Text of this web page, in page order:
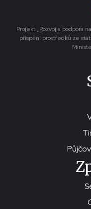
Projekt „Rozvoj a podpora
přispění prostředků ze